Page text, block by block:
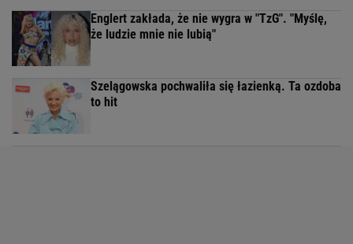
Englert zakłada, że nie wygra w "TzG". "Myślę,
że ludzie mnie nie lubią"
Szelągowska pochwaliła się łazienką. Ta ozdoba
to hit